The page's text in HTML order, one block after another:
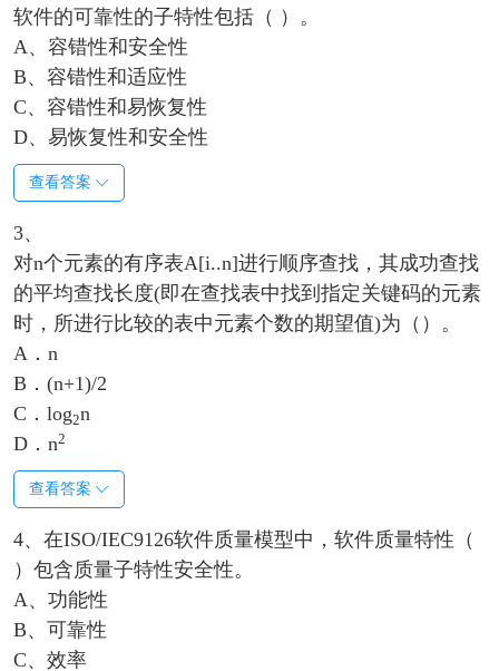
软件的可靠性的子特性包括（ ）。
A、容错性和安全性
B、容错性和适应性
C、容错性和易恢复性
D、易恢复性和安全性
查看答案
3、
对n个元素的有序表A[i..n]进行顺序查找，其成功查找
的平均查找长度(即在查找表中找到指定关键码的元素
时，所进行比较的表中元素个数的期望值)为（）。
A．n
B．(n+1)/2
C．log2n
D．n2
查看答案
4、在ISO/IEC9126软件质量模型中，软件质量特性（
）包含质量子特性安全性。
A、功能性
B、可靠性
C、效率